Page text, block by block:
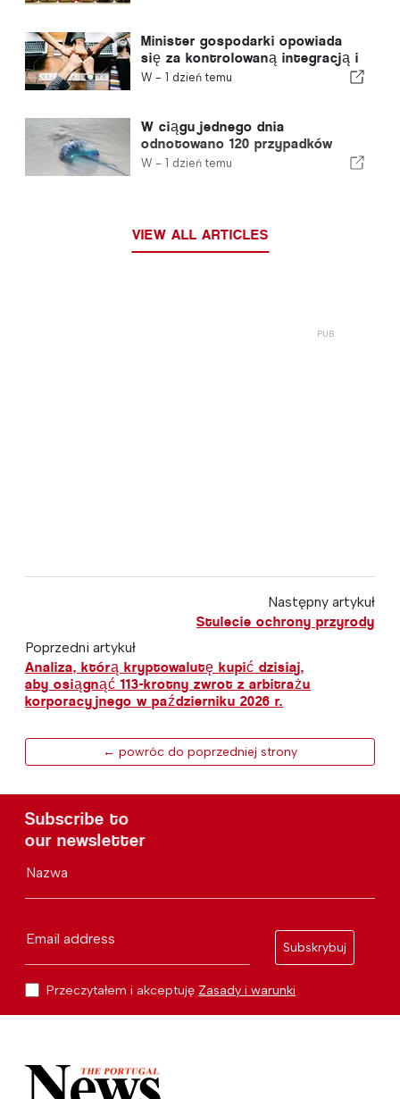
Minister gospodarki opowiada
się za kontrolowaną integracją i
gwarantuje imigrantom
W - 1 dzień temu
W ciągu jednego dnia
odnotowano 120 przypadków
użądleń przez meduzę z gatunku
W - 1 dzień temu
VIEW ALL ARTICLES
Następny artykuł
Stulecie ochrony przyrody
Poprzedni artykuł
Analiza, którą kryptowalutę kupić dzisiaj,
aby osiągnąć 113-krotny zwrot z arbitrażu
korporacyjnego w październiku 2026 r.
← powróc do poprzedniej strony
Subscribe to
our newsletter
Nazwa
Email address
Subskrybuj
Przeczytałem i akceptuję Zasady i warunki